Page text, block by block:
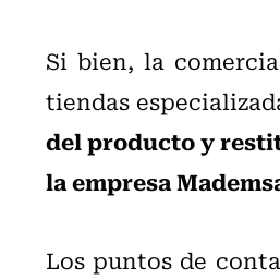
Si bien, la
tiendas
del producto y
la empresa
Los puntos de